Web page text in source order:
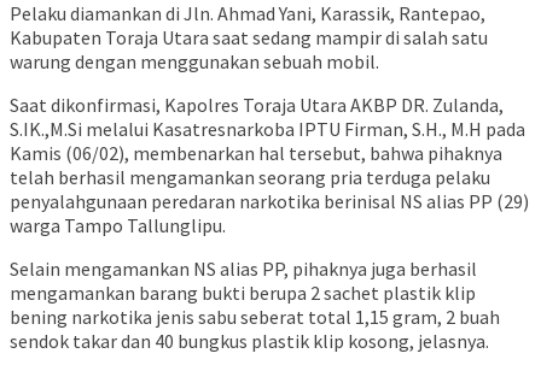
Pelaku diamankan di Jln. Ahmad Yani, Karassik, Rantepao,
Kabupaten Toraja Utara saat sedang mampir di salah satu
warung dengan menggunakan sebuah mobil.
Saat dikonfirmasi, Kapolres Toraja Utara AKBP DR. Zulanda,
S.IK.,M.Si melalui Kasatresnarkoba IPTU Firman, S.H., M.H pada
Kamis (06/02), membenarkan hal tersebut, bahwa pihaknya
telah berhasil mengamankan seorang pria terduga pelaku
penyalahgunaan peredaran narkotika berinisal NS alias PP (29)
warga Tampo Tallunglipu.
Selain mengamankan NS alias PP, pihaknya juga berhasil
mengamankan barang bukti berupa 2 sachet plastik klip
bening narkotika jenis sabu seberat total 1,15 gram, 2 buah
sendok takar dan 40 bungkus plastik klip kosong, jelasnya.